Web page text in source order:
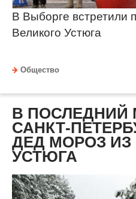
В Выборге встретили
Великого Устюга
Общество
В ПОСЛЕДНИЙ
САНКТ-
ДЕД МОРОЗ ИЗ
УСТЮГА